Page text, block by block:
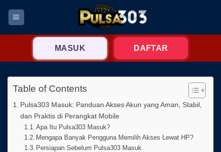
MASUK DAFTAR
Table of Contents
Pulsa303 Masuk: Panduan Akses Akun yang Aman, Stabil,
dan Praktis di Perangkat Mobile
Apa Itu Pulsa303 Masuk?
Mengapa Banyak Pengguna Memilih Akses Lewat HP?
Persiapan Sebelum Pulsa303 Masuk